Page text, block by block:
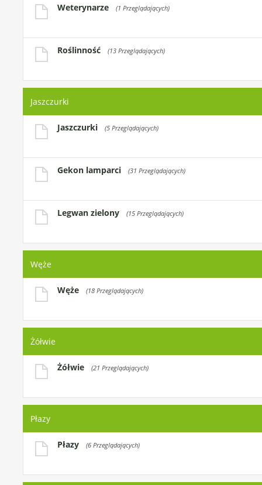
Weterynarze (1 Przeglądających)
Roślinność (13 Przeglądających)
Jaszczurki
Jaszczurki (5 Przeglądających)
Gekon lamparci (31 Przeglądających)
Legwan zielony (15 Przeglądających)
Węże
Węże (18 Przeglądających)
Żółwie
Żółwie (21 Przeglądających)
Płazy
Płazy (6 Przeglądających)